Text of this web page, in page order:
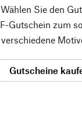
Sie den
Gutschein zum
verschiedene
Gutscheine